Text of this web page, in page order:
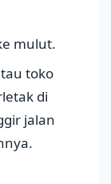
mulut.
toko
di
jalan